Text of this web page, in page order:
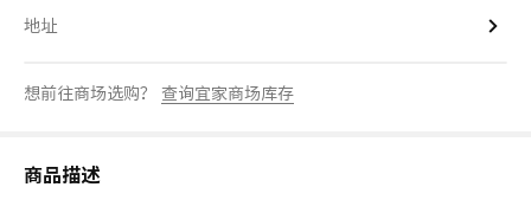
地址
想前往商场选购？ 查询宜家商场库存
商品描述